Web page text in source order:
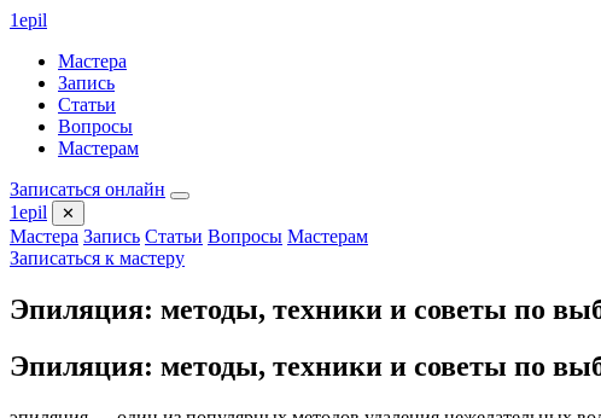
1epil
Мастера
Запись
Статьи
Вопросы
Мастерам
Записаться онлайн
1epil ✕
Мастера Запись Статьи Вопросы Мастерам
Записаться к мастеру
Эпиляция: методы, техники и советы по
Эпиляция: методы, техники и советы по